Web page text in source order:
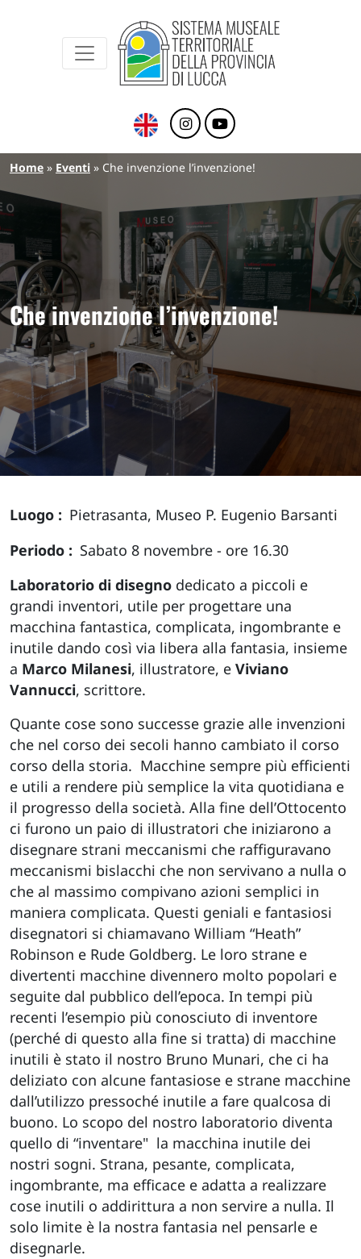
Sistema Museale Territoriale della
Briciole di pane
Home Eventi Che invenzione l’invenzione!
Che invenzione l’invenzione!
Luogo
Pietrasanta, Museo P. Eugenio Barsanti
Periodo
Sabato 8 novembre - ore 16.30
Laboratorio di disegno dedicato a piccoli e
grandi inventori, utile per progettare una
macchina fantastica, complicata, ingombrante e
inutile dando così via libera alla fantasia, insieme
a Marco Milanesi, illustratore, e Viviano
Vannucci, scrittore.
Quante cose sono successe grazie alle invenzioni
che nel corso dei secoli hanno cambiato il corso
corso della storia. Macchine sempre più efficienti
e utili a rendere più semplice la vita quotidiana e
il progresso della società. Alla fine dell’Ottocento
ci furono un paio di illustratori che iniziarono a
disegnare strani meccanismi che raffiguravano
meccanismi bislacchi che non servivano a nulla o
che al massimo compivano azioni semplici in
maniera complicata. Questi geniali e fantasiosi
disegnatori si chiamavano William “Heath”
Robinson e Rude Goldberg. Le loro strane e
divertenti macchine divennero molto popolari e
seguite dal pubblico dell’epoca. In tempi più
recenti l’esempio più conosciuto di inventore
(perché di questo alla fine si tratta) di macchine
inutili è stato il nostro Bruno Munari, che ci ha
deliziato con alcune fantasiose e strane macchine
dall’utilizzo pressoché inutile a fare qualcosa di
buono. Lo scopo del nostro laboratorio diventa
quello di “inventare" la macchina inutile dei
nostri sogni. Strana, pesante, complicata,
ingombrante, ma efficace e adatta a realizzare
cose inutili o addirittura a non servire a nulla. Il
solo limite è la nostra fantasia nel pensarle e
disegnarle.